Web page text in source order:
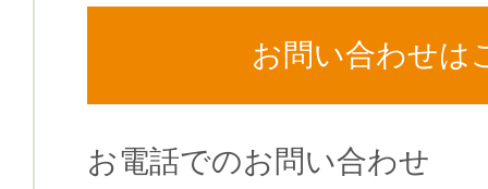
お問い合わせは
お電話でのお問い合わせ